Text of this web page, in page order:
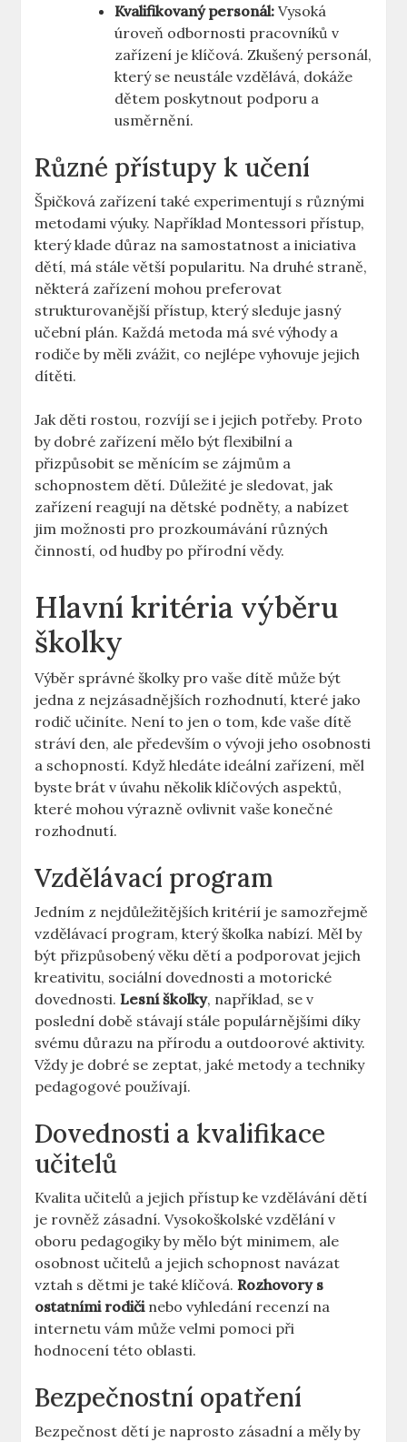
Kvalifikovaný personál: Vysoká
úroveň odbornosti pracovníků v
zařízení je klíčová. Zkušený personál,
který se neustále vzdělává, dokáže
dětem poskytnout podporu a
usměrnění.
Různé přístupy k učení
Špičková zařízení také experimentují s různými
metodami výuky. Například Montessori přístup,
který klade důraz na samostatnost a iniciativa
dětí, má stále větší popularitu. Na druhé straně,
některá zařízení mohou preferovat
strukturovanější přístup, který sleduje jasný
učební plán. Každá metoda má své výhody a
rodiče by měli zvážit, co nejlépe vyhovuje jejich
dítěti.
Jak děti rostou, rozvíjí se i jejich potřeby. Proto
by dobré zařízení mělo být flexibilní a
přizpůsobit se měnícím se zájmům a
schopnostem dětí. Důležité je sledovat, jak
zařízení reagují na dětské podněty, a nabízet
jim možnosti pro prozkoumávání různých
činností, od hudby po přírodní vědy.
Hlavní kritéria výběru
školky
Výběr správné školky pro vaše dítě může být
jedna z nejzásadnějších rozhodnutí, které jako
rodič učiníte. Není to jen o tom, kde vaše dítě
stráví den, ale především o vývoji jeho osobnosti
a schopností. Když hledáte ideální zařízení, měl
byste brát v úvahu několik klíčových aspektů,
které mohou výrazně ovlivnit vaše konečné
rozhodnutí.
Vzdělávací program
Jedním z nejdůležitějších kritérií je samozřejmě
vzdělávací program, který školka nabízí. Měl by
být přizpůsobený věku dětí a podporovat jejich
kreativitu, sociální dovednosti a motorické
dovednosti.Lesní školky, například, se v
poslední době stávají stále populárnějšími díky
svému důrazu na přírodu a outdoorové aktivity.
Vždy je dobré se zeptat, jaké metody a techniky
pedagogové používají.
Dovednosti a kvalifikace
učitelů
Kvalita učitelů a jejich přístup ke vzdělávání dětí
je rovněž zásadní. Vysokoškolské vzdělání v
oboru pedagogiky by mělo být minimem, ale
osobnost učitelů a jejich schopnost navázat
vztah s dětmi je také klíčová.Rozhovory s
ostatními rodičinebo vyhledání recenzí na
internetu vám může velmi pomoci při
hodnocení této oblasti.
Bezpečnostní opatření
Bezpečnost dětí je naprosto zásadní a měly by